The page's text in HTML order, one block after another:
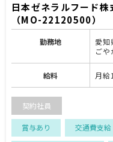
日本ゼネラルフード
（MO-22120500）
勤務地
愛知
ご
給料 月
契約社員
賞与あり 交通費支給